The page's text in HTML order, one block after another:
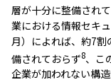
層が十分に整備され
業における情報セキ
月）によれば、約7
備されておらず8、こ
企業が加われない構